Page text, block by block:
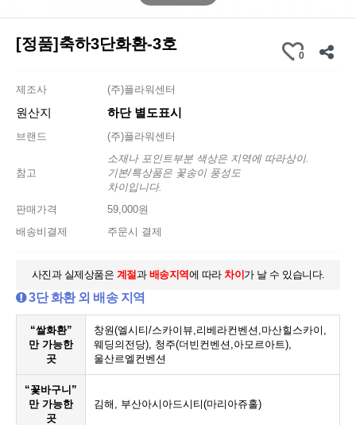
[정품]축하3단화환-3호
0
제조사 (주)플라워센터
원산지 하단 별도표시
브랜드 (주)플라워센터
참고
소재나 포인트부분 색상은 지역에 따라상이.
기본/특상품은 꽃송이 풍성도
차이입니다.
판매가격
59,000원
배송비결제
주문시 결제
사진과 실제상품은 계절과 배송지역에 따라 차이 가 날 수 있습니다.
3단 화환 외 배송 지역
“쌀화환”
만 가능한
곳
창원(엘시티/스카이뷰,리베라컨벤션,마산힐스카이,
웨딩의전당), 청주(더빈컨벤션,아모르아트),
울산르엘컨벤션
“꽃바구니”
만 가능한
곳
김해, 부산아시아드시티(마리아쥬홀)